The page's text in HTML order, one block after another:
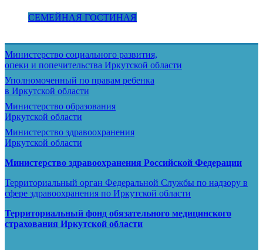
СЕМЕЙНАЯ ГОСТИНАЯ
Министерство социального развития,
опеки и попечительства Иркутской области
Уполномоченный по правам ребенка
в Иркутской области
Министерство образования
Иркутской области
Министерство здравоохранения
Иркутской области
Министерство здравоохранения Росcийской Федерации
Территориальный орган Федеральной Службы по надзору в
сфере здравоохранения по Иркутской области
Территориальный фонд обязательного медицинского
страхования Иркутской области